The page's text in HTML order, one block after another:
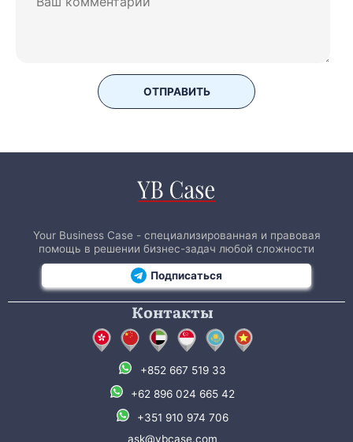
ОТПРАВИТЬ
Your Business Case - специализированная и правовая
помощь в решении бизнес-задач любой сложности
Подписаться
Контакты
+852 667 519 33
+62 896 024 665 42
+351 910 974 706
ask@ybcase.com